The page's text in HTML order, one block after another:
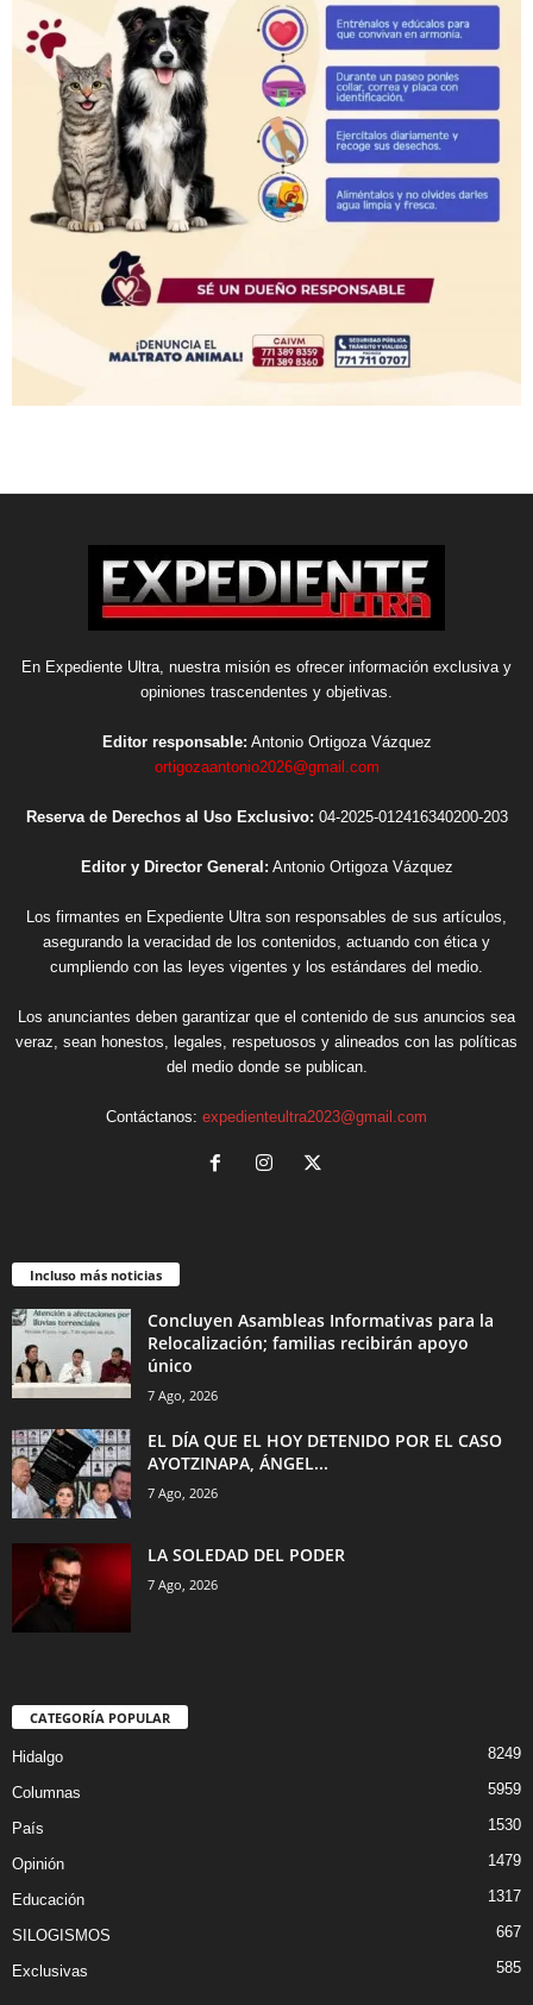
En Expediente Ultra, nuestra misión es ofrecer información exclusiva y
opiniones trascendentes y objetivas.
Editor responsable: Antonio Ortigoza Vázquez
ortigozaantonio2026@gmail.com
Reserva de Derechos al Uso Exclusivo: 04-2025-012416340200-203
Editor y Director General: Antonio Ortigoza Vázquez
Los firmantes en Expediente Ultra son responsables de sus artículos,
asegurando la veracidad de los contenidos, actuando con ética y
cumpliendo con las leyes vigentes y los estándares del medio.
Los anunciantes deben garantizar que el contenido de sus anuncios sea
veraz, sean honestos, legales, respetuosos y alineados con las políticas
del medio donde se publican.
Contáctanos: expedienteultra2023@gmail.com
Incluso más noticias
Concluyen Asambleas Informativas para la
Relocalización; familias recibirán apoyo
único
7 Ago, 2026
EL DÍA QUE EL HOY DETENIDO POR EL CASO
AYOTZINAPA, ÁNGEL...
7 Ago, 2026
LA SOLEDAD DEL PODER
7 Ago, 2026
CATEGORÍA POPULAR
Hidalgo 8249
Columnas 5959
País 1530
Opinión 1479
Educación 1317
SILOGISMOS 667
Exclusivas 585